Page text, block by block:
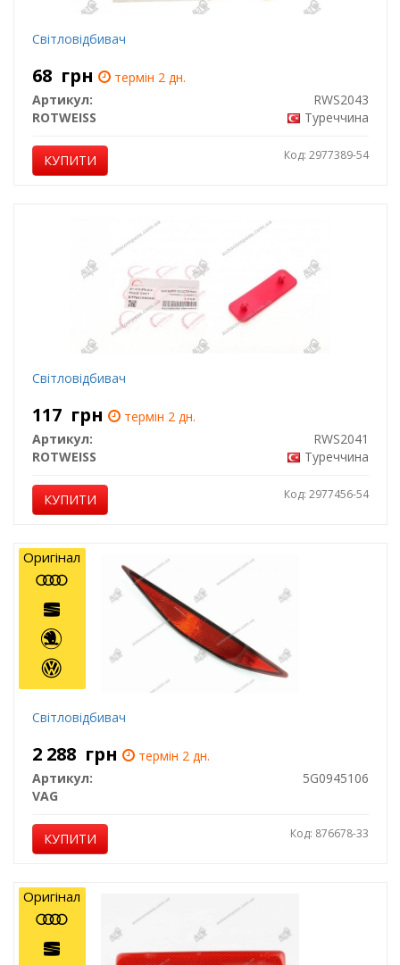
Світловідбивач
68 грн
термін 2 дн.
Артикул:
RWS2043
ROTWEISS
Туреччина
КУПИТИ Код: 2977389-54
Світловідбивач
117 грн
термін 2 дн.
Артикул:
RWS2041
ROTWEISS
Туреччина
КУПИТИ Код: 2977456-54
Світловідбивач
2 288 грн
термін 2 дн.
Артикул:
5G0945106
VAG
КУПИТИ Код: 876678-33
Оригінал
Оригінал